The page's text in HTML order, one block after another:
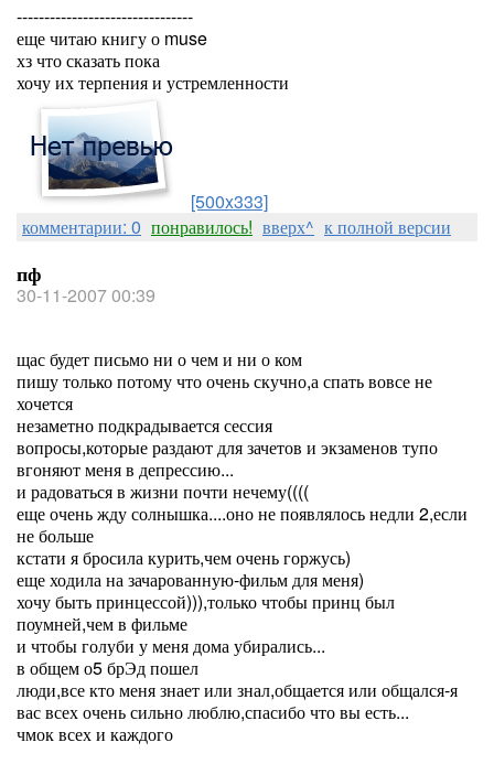
--------------------------------
еще читаю книгу о muse
хз что сказать пока
хочу их терпения и устремленности
[500x333]
комментарии: 0 понравилось! вверх^ к полной версии
пф
30-11-2007 00:39
щас будет письмо ни о чем и ни о ком
пишу только потому что очень скучно,а спать вовсе не
хочется
незаметно подкрадывается сессия
вопросы,которые раздают для зачетов и экзаменов тупо
вгоняют меня в депрессию...
и радоваться в жизни почти нечему((((
еще очень жду солнышка....оно не появлялось недли 2,если
не больше
кстати я бросила курить,чем очень горжусь)
еще ходила на зачарованную-фильм для меня)
хочу быть принцессой))),только чтобы принц был
поумней,чем в фильме
и чтобы голуби у меня дома убирались...
в общем о5 брЭд пошел
люди,все кто меня знает или знал,общается или общался-я
вас всех очень сильно люблю,спасибо что вы есть...
чмок всех и каждого